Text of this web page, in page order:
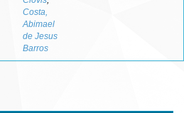
Costa,
Abimael
de Jesus
Barros